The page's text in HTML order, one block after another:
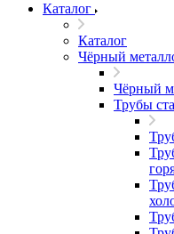
Каталог
Каталог
Чёрный
Чёрный
Трубы